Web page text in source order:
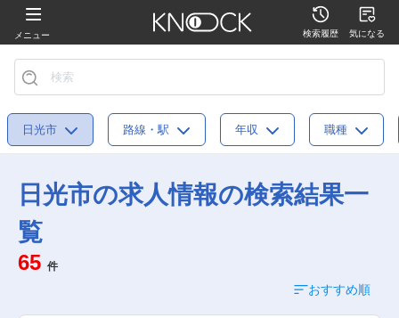
メニュー 検索履歴 気になる
日光市 路線・駅 年収 職種
日光市の求人情報の検索結果一
覧
65 件
おすすめ順